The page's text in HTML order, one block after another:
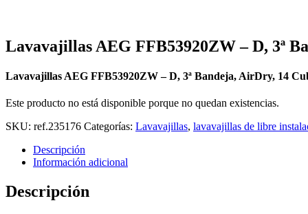
Lavavajillas AEG FFB53920ZW – D, 3ª
Lavavajillas AEG FFB53920ZW – D, 3ª Bandeja, AirDry, 14
Este producto no está disponible porque no quedan existencias.
SKU: ref.235176 Categorías: Lavavajillas, lavavajillas de libre
Descripción
Información adicional
Descripción